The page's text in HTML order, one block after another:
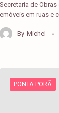
Secretaria de
emóveis em ruas e
By Michel
PONTA PORÃ